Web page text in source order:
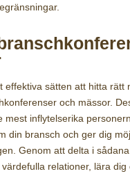
effektiva sätten att hitta rätt
och mässor.
mest inflytelserika
din bransch och ger dig
Genom att delta i
relationer, lära